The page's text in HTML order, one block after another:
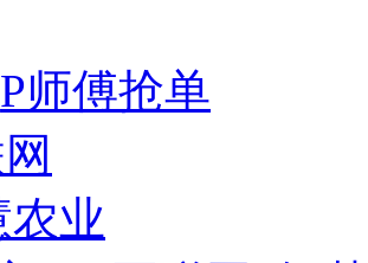
P师傅抢单